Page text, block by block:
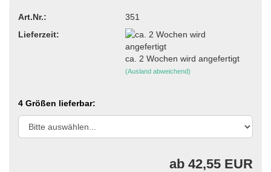
Art.Nr.:
351
Lieferzeit:
ca. 2 Wochen wird angefertigt
(Ausland abweichend)
4 Größen lieferbar:
ab 42,55 EUR